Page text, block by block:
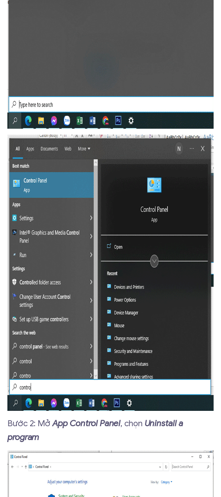
Bước 2: MởApp Control Panel, chọn Uninstall a
program